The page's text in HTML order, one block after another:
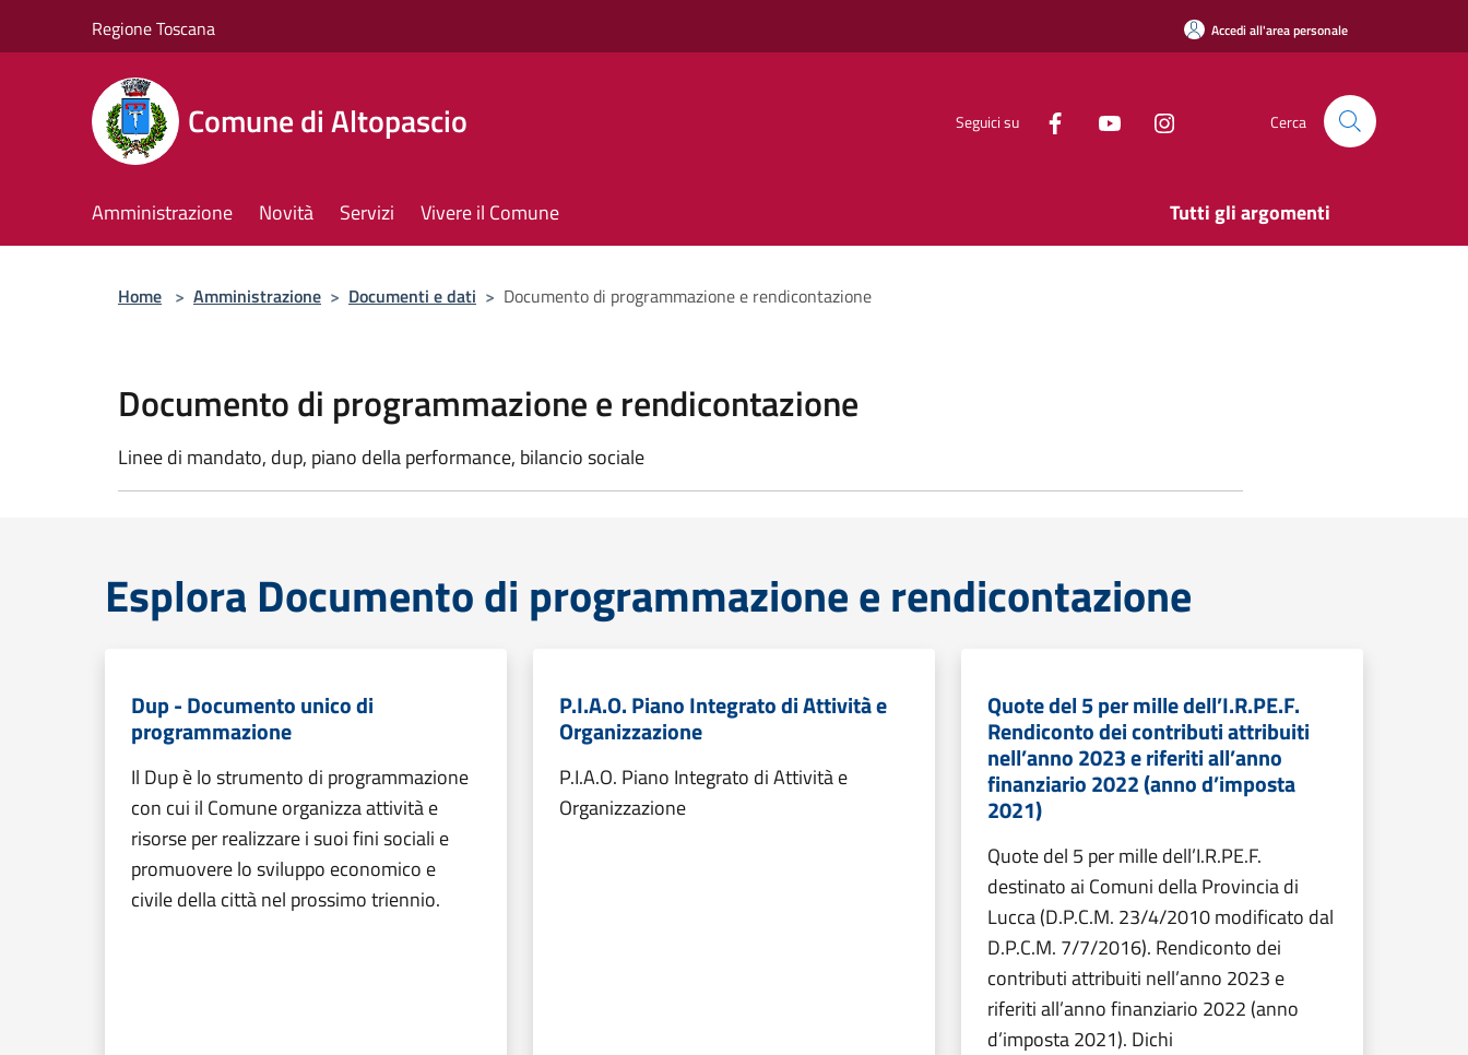
Regione Toscana Accedi all'area personale
Comune di Altopascio Seguici su Cerca
Amministrazione Novità Servizi Vivere il Comune Tutti gli argomenti
Home > Amministrazione > Documenti e dati > Documento di programmazione e rendicontazione
Documento di programmazione e rendicontazione
Linee di mandato, dup, piano della performance, bilancio sociale
Esplora Documento di programmazione e rendicontazione
Dup - Documento unico di
programmazione
Il Dup è lo strumento di programmazione
con cui il Comune organizza attività e
risorse per realizzare i suoi fini sociali e
promuovere lo sviluppo economico e
civile della città nel prossimo triennio.
P.I.A.O. Piano Integrato di Attività e
Organizzazione
P.I.A.O. Piano Integrato di Attività e
Organizzazione
Quote del 5 per mille dell’I.R.PE.F.
Rendiconto dei contributi attribuiti
nell’anno 2023 e riferiti all’anno
finanziario 2022 (anno d’imposta
2021)
Quote del 5 per mille dell’I.R.PE.F.
destinato ai Comuni della Provincia di
Lucca (D.P.C.M. 23/4/2010 modificato dal
D.P.C.M. 7/7/2016). Rendiconto dei
contributi attribuiti nell’anno 2023 e
riferiti all’anno finanziario 2022 (anno
d’imposta 2021). Dichi